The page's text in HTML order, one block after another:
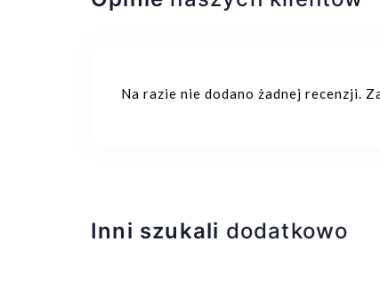
Na razie nie dodano żadnej recenzji.
Inni szukali dodatkowo